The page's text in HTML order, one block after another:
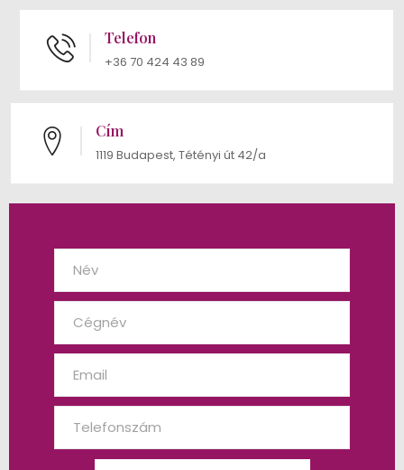
Telefon
+36 70 424 43 89
Cím
1119 Budapest, Tétényi út 42/a